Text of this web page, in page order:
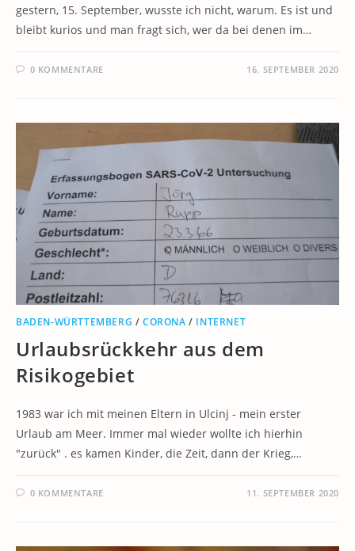
gestern, 15. September, wusste ich nicht, warum. Es ist und
bleibt kurios und man fragt sich, wer da bei denen im…
0 KOMMENTARE 16. SEPTEMBER 2020
BADEN-WÜRTTEMBERG /CORONA / INTERNET
Urlaubsrückkehr aus dem
Risikogebiet
1983 war ich mit meinen Eltern in Ulcinj - mein erster
Urlaub am Meer. Immer mal wieder wollte ich hierhin
"zurück" . es kamen Kinder, die Zeit, dann der Krieg,…
0 KOMMENTARE 11. SEPTEMBER 2020